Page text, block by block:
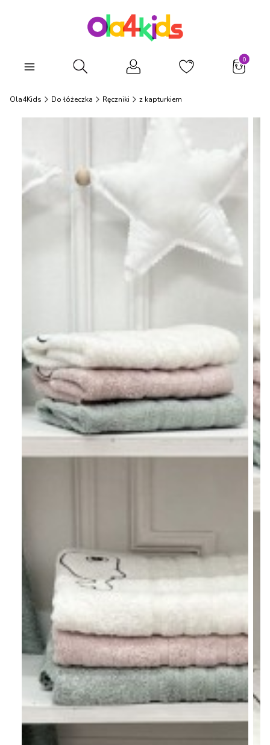
Otwórz wyszukiwarkę
Ola4Kids Do łóżeczka Ręczniki z kapturkiem